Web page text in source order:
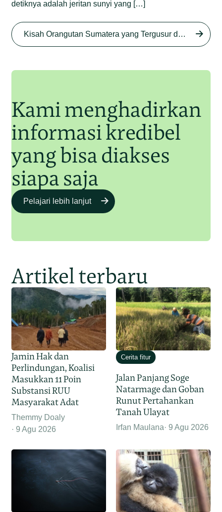
Sumatera di Rawa Tripa
Junaidi Hanafiah 27 Agu 2025
Begini Modus Perburuan
detiknya adalah jeritan sunyi yang […]
Kisah Orangutan Sumatera yang Tergusur dari Rumah Sendiri series
Kami menghadirkan
informasi kredibel
yang bisa diakses
siapa saja
Pelajari lebih lanjut
Artikel terbaru
Jamin Hak dan
Perlindungan, Koalisi
Masukkan 11 Poin
Substansi RUU
Masyarakat Adat
Themmy Doaly
9 Agu 2026
Cerita fitur
Jalan Panjang Soge
Natarmage dan Goban
Runut Pertahankan
Tanah Ulayat
Irfan Maulana 9 Agu 2026